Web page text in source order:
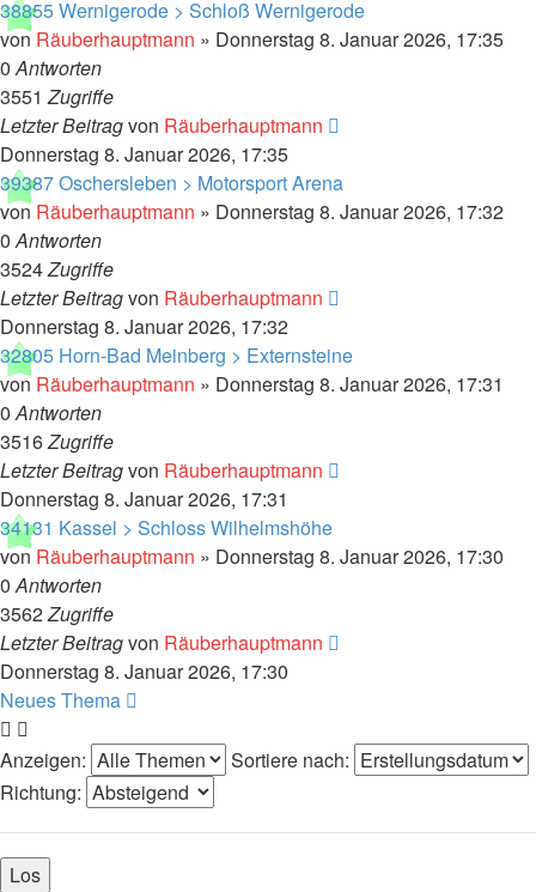
38855 Wernigerode > Schloß Wernigerode
von Räuberhauptmann » Donnerstag 8. Januar 2026, 17:35
0Antworten
3551Zugriffe
Letzter Beitragvon Räuberhauptmann
Donnerstag 8. Januar 2026, 17:35
39387 Oschersleben > Motorsport Arena
von Räuberhauptmann » Donnerstag 8. Januar 2026, 17:32
0Antworten
3524Zugriffe
Letzter Beitragvon Räuberhauptmann
Donnerstag 8. Januar 2026, 17:32
32805 Horn-Bad Meinberg > Externsteine
von Räuberhauptmann » Donnerstag 8. Januar 2026, 17:31
0Antworten
3516Zugriffe
Letzter Beitragvon Räuberhauptmann
Donnerstag 8. Januar 2026, 17:31
34131 Kassel > Schloss Wilhelmshöhe
von Räuberhauptmann » Donnerstag 8. Januar 2026, 17:30
0Antworten
3562Zugriffe
Letzter Beitragvon Räuberhauptmann
Donnerstag 8. Januar 2026, 17:30
Neues Thema
Anzeigen:
Sortiere nach:
Richtung: